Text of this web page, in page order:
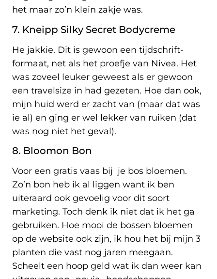
het maar zo’n klein zakje was.
7. Kneipp Silky Secret Bodycreme
He jakkie. Dit is gewoon een tijdschrift-
formaat, net als het proefje van Nivea. Het
was zoveel leuker geweest als er gewoon
een travelsize in had gezeten. Hoe dan ook,
mijn huid werd er zacht van (maar dat was
ie al) en ging er wel lekker van ruiken (dat
was nog niet het geval).
8. Bloomon Bon
Voor een gratis vaas bij je bos bloemen.
Zo’n bon heb ik al liggen want ik ben
uiteraard ook gevoelig voor dit soort
marketing. Toch denk ik niet dat ik het ga
gebruiken. Hoe mooi de bossen bloemen
op de website ook zijn, ik hou het bij mijn 3
planten die vast nog jaren meegaan.
Scheelt een hoop geld wat ik dan weer kan